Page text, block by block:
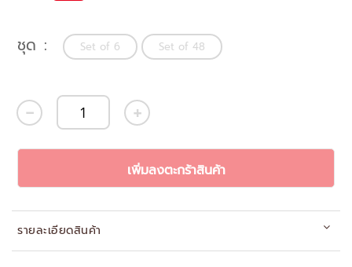
ชุด Set of 6 Set of 48
เพิ่มลงตะกร้าสินค้า
รายละเอียดสินค้า